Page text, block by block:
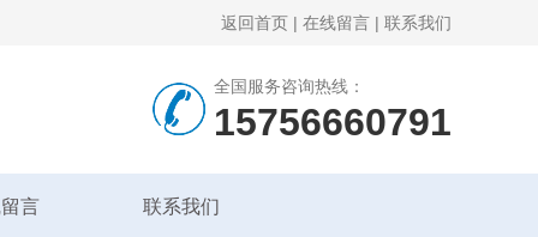
返回首页 | 在线留言 | 联系我们
全国服务咨询热线：
15756660791
言 联系我们